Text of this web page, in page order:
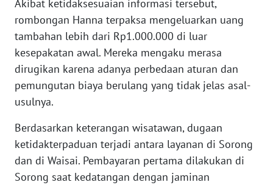
Akibat ketidaksesuaian informasi tersebut,
rombongan Hanna terpaksa mengeluarkan uang
tambahan lebih dari Rp1.000.000 di luar
kesepakatan awal. Mereka mengaku merasa
dirugikan karena adanya perbedaan aturan dan
pemungutan biaya berulang yang tidak jelas asal-
usulnya.
Berdasarkan keterangan wisatawan, dugaan
ketidakterpaduan terjadi antara layanan di Sorong
dan di Waisai. Pembayaran pertama dilakukan di
Sorong saat kedatangan dengan jaminan
WN
SERAMBI
WN
JAMBI
SULTRA
WN
NTB